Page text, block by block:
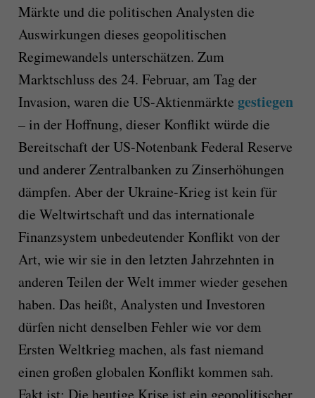
Märkte und die politischen Analysten die
Auswirkungen dieses geopolitischen
Regimewandels unterschätzen. Zum
Marktschluss des 24. Februar, am Tag der
Invasion, waren die US-Aktienmärkte gestiegen
– in der Hoffnung, dieser Konflikt würde die
Bereitschaft der US-Notenbank Federal Reserve
und anderer Zentralbanken zu Zinserhöhungen
dämpfen. Aber der Ukraine-Krieg ist kein für
die Weltwirtschaft und das internationale
Finanzsystem unbedeutender Konflikt von der
Art, wie wir sie in den letzten Jahrzehnten in
anderen Teilen der Welt immer wieder gesehen
haben. Das heißt, Analysten und Investoren
dürfen nicht denselben Fehler wie vor dem
Ersten Weltkrieg machen, als fast niemand
einen großen globalen Konflikt kommen sah.